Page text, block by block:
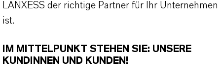
LANXESS der richtige Partner für Ihr Unternehmen
ist.
IM MITTELPUNKT STEHEN SIE: UNSERE
KUNDINNEN UND KUNDEN!